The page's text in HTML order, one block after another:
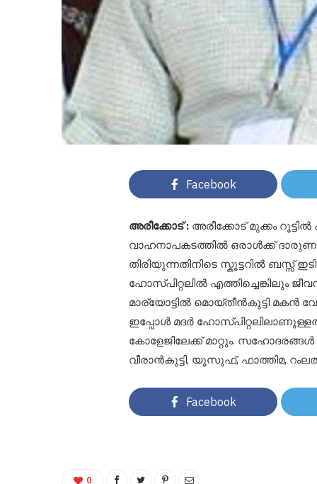
Facebook
അരീക്കോട് :അരീക്കോട് മുക്കം റൂട്ടിൽ
വാഹനാപകടത്തിൽ ഒരാൾക്ക്
തിരിയുന്നതിനിടെ സ്കൂട്ടറിൽ ബസ്സ്‌
ഹോസ്പിറ്റലിൽ എത്തിച്ചെങ്കിലും
മാര്യോട്ടിൽ മൊയ്തീൻകുട്ടി മകൻ
ഇപ്പോൾ മദർ
കോളേജിലേക്ക് മാറ്റും. സഹോദരങ്ങൾ
വീരാൻകുട്ടി, യൂസുഫ്, ഫാത്തിമ,
Facebook
0